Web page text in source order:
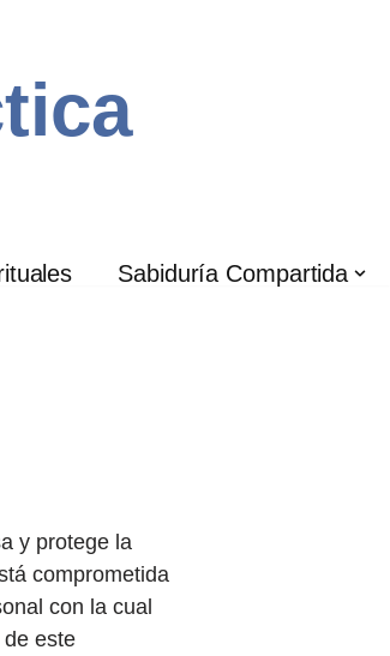
Sabiduría Compartida
y protege la
comprometida
con la cual
este